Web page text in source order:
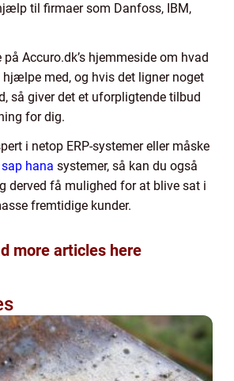
til firmaer som Danfoss, IBM,
Accuro.dk’s hjemmeside om hvad
med, og hvis det ligner noget
så giver det et uforpligtende tilbud
for dig.
i netop ERP-systemer eller måske
sap hana systemer, så kan du også
derved få mulighed for at blive sat i
fremtidige kunder.
more articles here